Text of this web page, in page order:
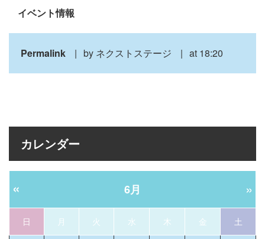
イベント情報
Permalink by ネクストステージ at 18:20
カレンダー
« 6月 »
日 月 火 水 木 金 土